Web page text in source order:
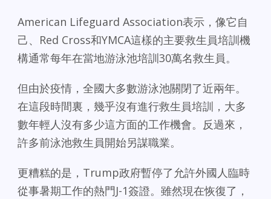
American Lifeguard Association表示，像它自
己、Red Cross和YMCA這樣的主要救生員培訓機
構通常每年在當地游泳池培訓30萬名救生員。
但由於疫情，全國大多數游泳池關閉了近兩年。
在這段時間裏，幾乎沒有進行救生員培訓，大多
數年輕人沒有多少這方面的工作機會。反過來，
許多前泳池救生員開始另謀職業。
更糟糕的是，Trump政府暫停了允許外國人臨時
從事暑期工作的熱門J-1簽證。雖然現在恢復了，